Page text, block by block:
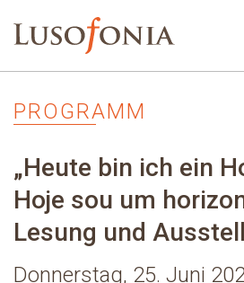
PROGRAMM
„Heute bin ich ein
Hoje sou um
Lesung und
Donnerstag, 25. Juni